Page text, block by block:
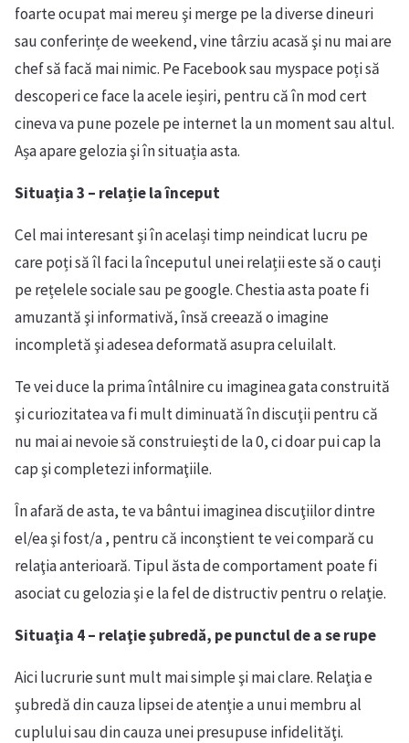
foarte ocupat mai mereu şi merge pe la diverse dineuri
sau conferințe de weekend, vine târziu acasă şi nu mai are
chef să facă mai nimic. Pe Facebook sau myspace poți să
descoperi ce face la acele ieșiri, pentru că în mod cert
cineva va pune pozele pe internet la un moment sau altul.
Așa apare gelozia şi în situația asta.
Situația 3 – relație la început
Cel mai interesant şi în același timp neindicat lucru pe
care poți să îl faci la începutul unei relații este să o cauți
pe rețelele sociale sau pe google. Chestia asta poate fi
amuzantă şi informativă, însă creează o imagine
incompletă şi adesea deformată asupra celuilalt.
Te vei duce la prima întâlnire cu imaginea gata construită
şi curiozitatea va fi mult diminuată în discuţii pentru că
nu mai ai nevoie să construieşti de la 0, ci doar pui cap la
cap şi completezi informaţiile.
În afară de asta, te va bântui imaginea discuţiilor dintre
el/ea şi fost/a , pentru că inconştient te vei compară cu
relaţia anterioară. Tipul ăsta de comportament poate fi
asociat cu gelozia şi e la fel de distructiv pentru o relaţie.
Situaţia 4 – relaţie şubredă, pe punctul de a se rupe
Aici lucrurie sunt mult mai simple şi mai clare. Relaţia e
şubredă din cauza lipsei de atenţie a unui membru al
cuplului sau din cauza unei presupuse infidelităţi.